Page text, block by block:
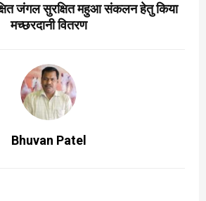
जंगल सुरक्षित महुआ संकलन हेतु किया
मच्छरदानी वितरण
Bhuvan Patel